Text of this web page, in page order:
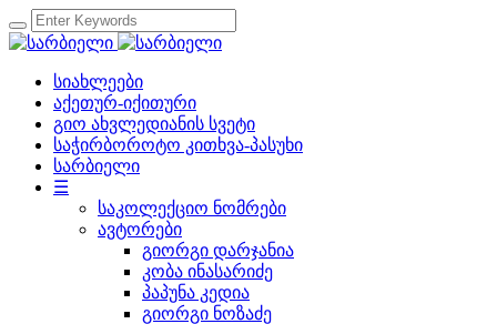
სიახლეები
აქეთურ-იქითური
გიო ახვლედიანის სვეტი
საჭირბოროტო კითხვა-პასუხი
სარბიელი
☰
საკოლექციო ნომრები
ავტორები
გიორგი დარჯანია
კობა ინასარიძე
პაპუნა კედია
გიორგი ნოზაძე